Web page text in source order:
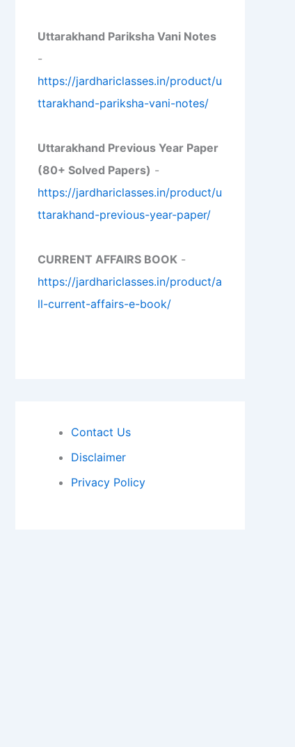
Uttarakhand Pariksha Vani Notes
-
https://jardhariclasses.in/product/u
ttarakhand-pariksha-vani-notes/
Uttarakhand Previous Year Paper
(80+ Solved Papers) -
https://jardhariclasses.in/product/u
ttarakhand-previous-year-paper/
CURRENT AFFAIRS BOOK -
https://jardhariclasses.in/product/a
ll-current-affairs-e-book/
Contact Us
Disclaimer
Privacy Policy